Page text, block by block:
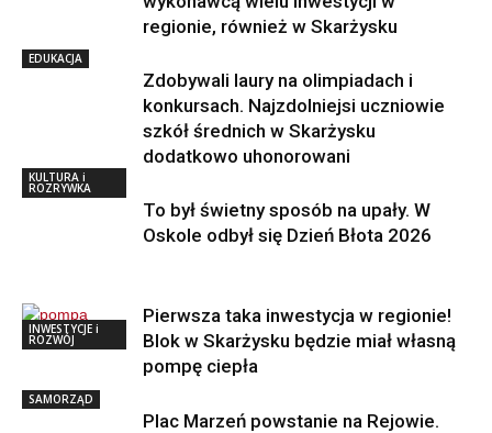
regionie, również w Skarżysku
EDUKACJA
Zdobywali laury na olimpiadach i
konkursach. Najzdolniejsi uczniowie
szkół średnich w Skarżysku
dodatkowo uhonorowani
KULTURA i
ROZRYWKA
To był świetny sposób na upały. W
Oskole odbył się Dzień Błota 2026
INWESTYCJE i
ROZWÓJ
Pierwsza taka inwestycja w regionie!
Blok w Skarżysku będzie miał własną
pompę ciepła
SAMORZĄD
Plac Marzeń powstanie na Rejowie.